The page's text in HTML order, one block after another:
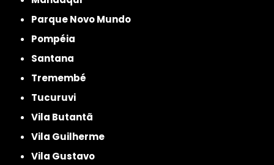
Parque Novo Mundo
Pompéia
Santana
Tremembé
Tucuruvi
Vila Butantã
Vila Guilherme
Vila Gustavo